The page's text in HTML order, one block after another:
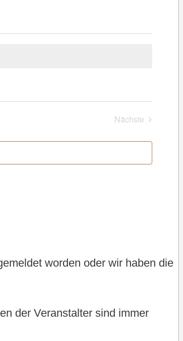
Nächste
worden oder wir haben die
der Veranstalter sind immer